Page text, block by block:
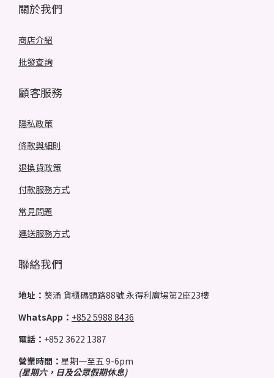
關於我們
商店介紹
批發查詢
顧客服務
隱私政策
條款與細則
退換貨政策
付款服務方式
常見問題
運送服務方式
聯絡我們
地址： 葵涌 貨櫃碼頭路88號 永得利廣場第2座23樓
WhatsApp： +852 5988 8436
電話： +852 3622 1387
營業時間： 星期一至五 9-6pm
(星期六，日及公眾假期休息)